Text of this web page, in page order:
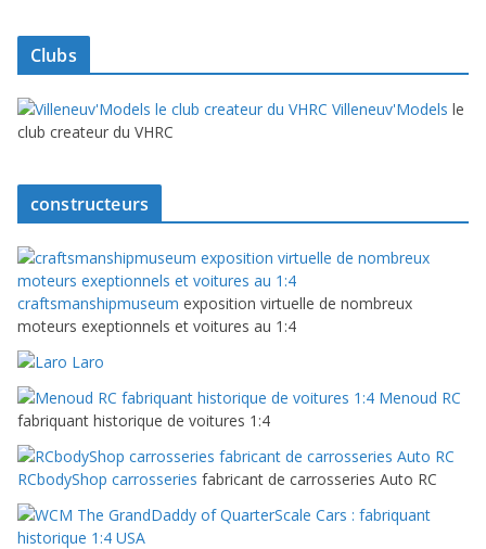
Clubs
Villeneuv'Models le
club createur du VHRC
constructeurs
craftsmanshipmuseum exposition virtuelle de nombreux
moteurs exeptionnels et voitures au 1:4
Laro
Menoud RC
fabriquant historique de voitures 1:4
RCbodyShop carrosseries fabricant de carrosseries Auto RC